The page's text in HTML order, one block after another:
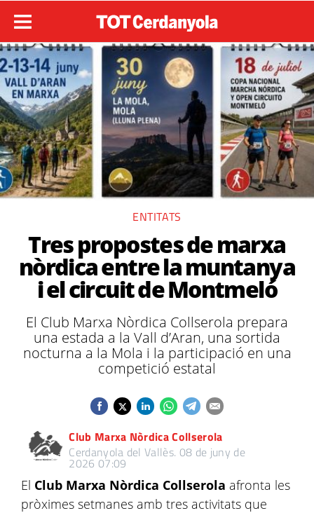
ENTITATS
Tres propostes de marxa
nòrdica entre la muntanya
i el circuit de Montmeló
El Club Marxa Nòrdica Collserola prepara
una estada a la Vall d’Aran, una sortida
nocturna a la Mola i la participació en una
competició estatal
Club Marxa Nòrdica Collserola
Cerdanyola del Vallès. 08 de juny de
2026 07:09
El Club Marxa Nòrdica Collserola afronta les
pròximes setmanes amb tres activitats que